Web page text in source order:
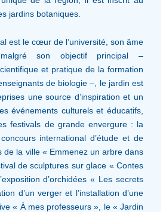
jardins botaniques.
est le cœur de l’université, son âme
son objectif principal –
et pratique de la formation
de biologie –, le jardin est
une source d’inspiration et un
événements culturels et éducatifs,
festivals de grande envergure : la
international d’étude et de
de la ville « Emmenez un arbre dans
de sculptures sur glace « Contes
d’orchidées « Les secrets
d’un verger et l’installation d’une
« À mes professeurs », le « Jardin